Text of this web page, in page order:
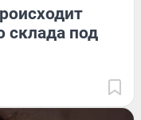
склада под